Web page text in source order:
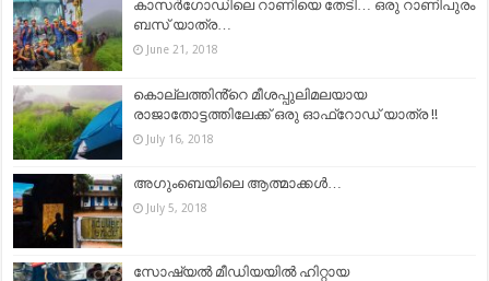
കാസർഗോഡിലെ റാണിയെ തേടി… ഒരു റാണിപുരം
ബസ് യാത്ര…
June 21, 2018
കൊല്ലത്തിൻ്റെ മീശപ്പുലിമലയായ
രാജാതോട്ടത്തിലേക്ക് ഒരു ഓഫ്‌റോഡ് യാത്ര !!
July 16, 2018
അഗുംബെയിലെ ആത്മാക്കൾ…
July 5, 2018
സോഷ്യൽ മീഡിയയിൽ ഹിറ്റായ